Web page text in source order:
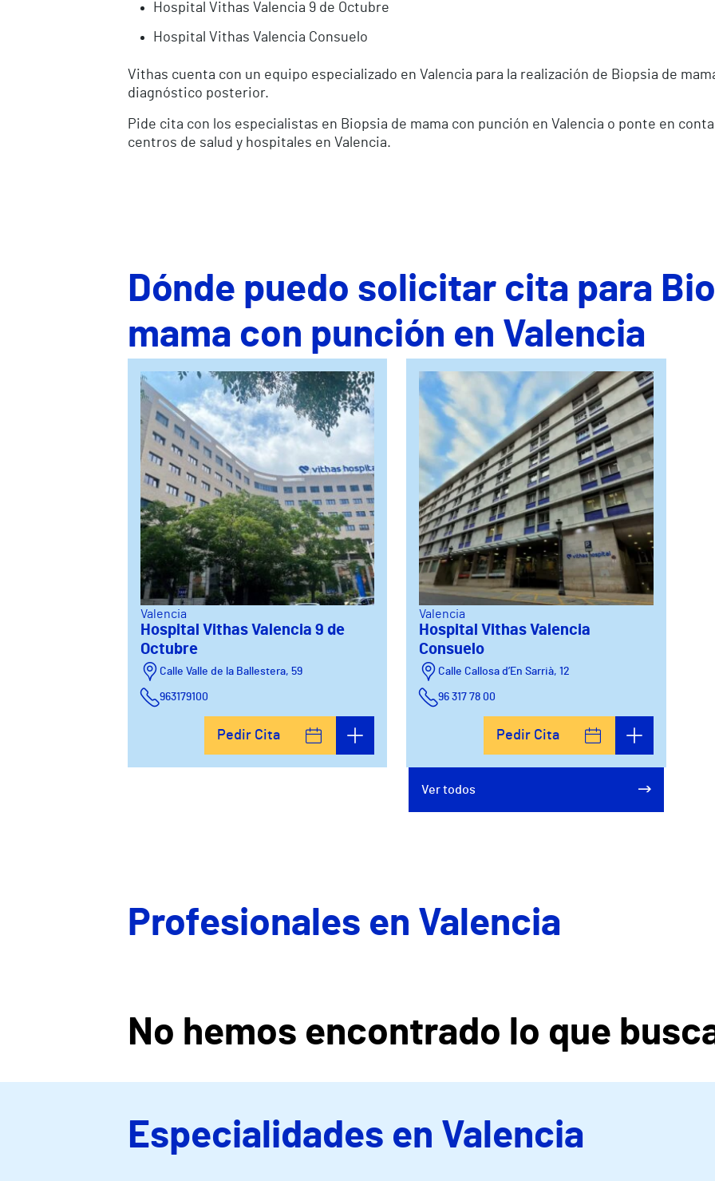
Hospital Vithas Valencia 9 de Octubre
Hospital Vithas Valencia Consuelo
Vithas cuenta con un equipo especializado en Valencia para la realización de Biopsia de
diagnóstico posterior.
Pide cita con los especialistas en Biopsia de mama con punción en Valencia o ponte en
centros de salud y hospitales en Valencia.
Dónde puedo solicitar cita para
mama con punción en Valencia
Valencia
Hospital Vithas Valencia 9 de
Octubre
Calle Valle de la Ballestera, 59
963179100
Pedir Cita
Valencia
Hospital Vithas Valencia
Consuelo
Calle Callosa d’En Sarrià, 12
96 317 78 00
Pedir Cita
Ver todos
Profesionales en Valencia
No hemos encontrado lo que
Especialidades en Valencia